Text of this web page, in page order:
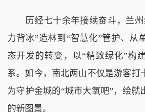
历经七十余年接续奋斗，兰州
力背冰”造林到“智慧化”管护、从
态开发的转变，以“精致绿化”构
系。如今，南北两山不仅是游客打
为守护金城的“城市大氧吧”，绘就
的新图景。